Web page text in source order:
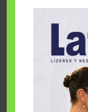
Cuando la
sueños